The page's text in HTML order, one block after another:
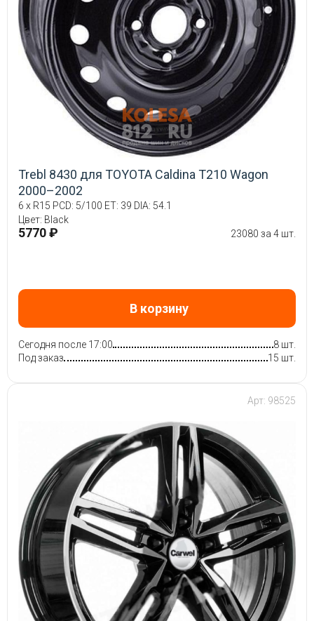
Trebl 8430 для TOYOTA Caldina T210 Wagon
2000–2002
6 x R15 PCD: 5/100 ET: 39 DIA: 54.1
Цвет: Black
5770 ₽ 23080 за 4 шт.
В корзину
Сегодня после 17:00
8 шт.
Под заказ
15 шт.
Арт: 98525